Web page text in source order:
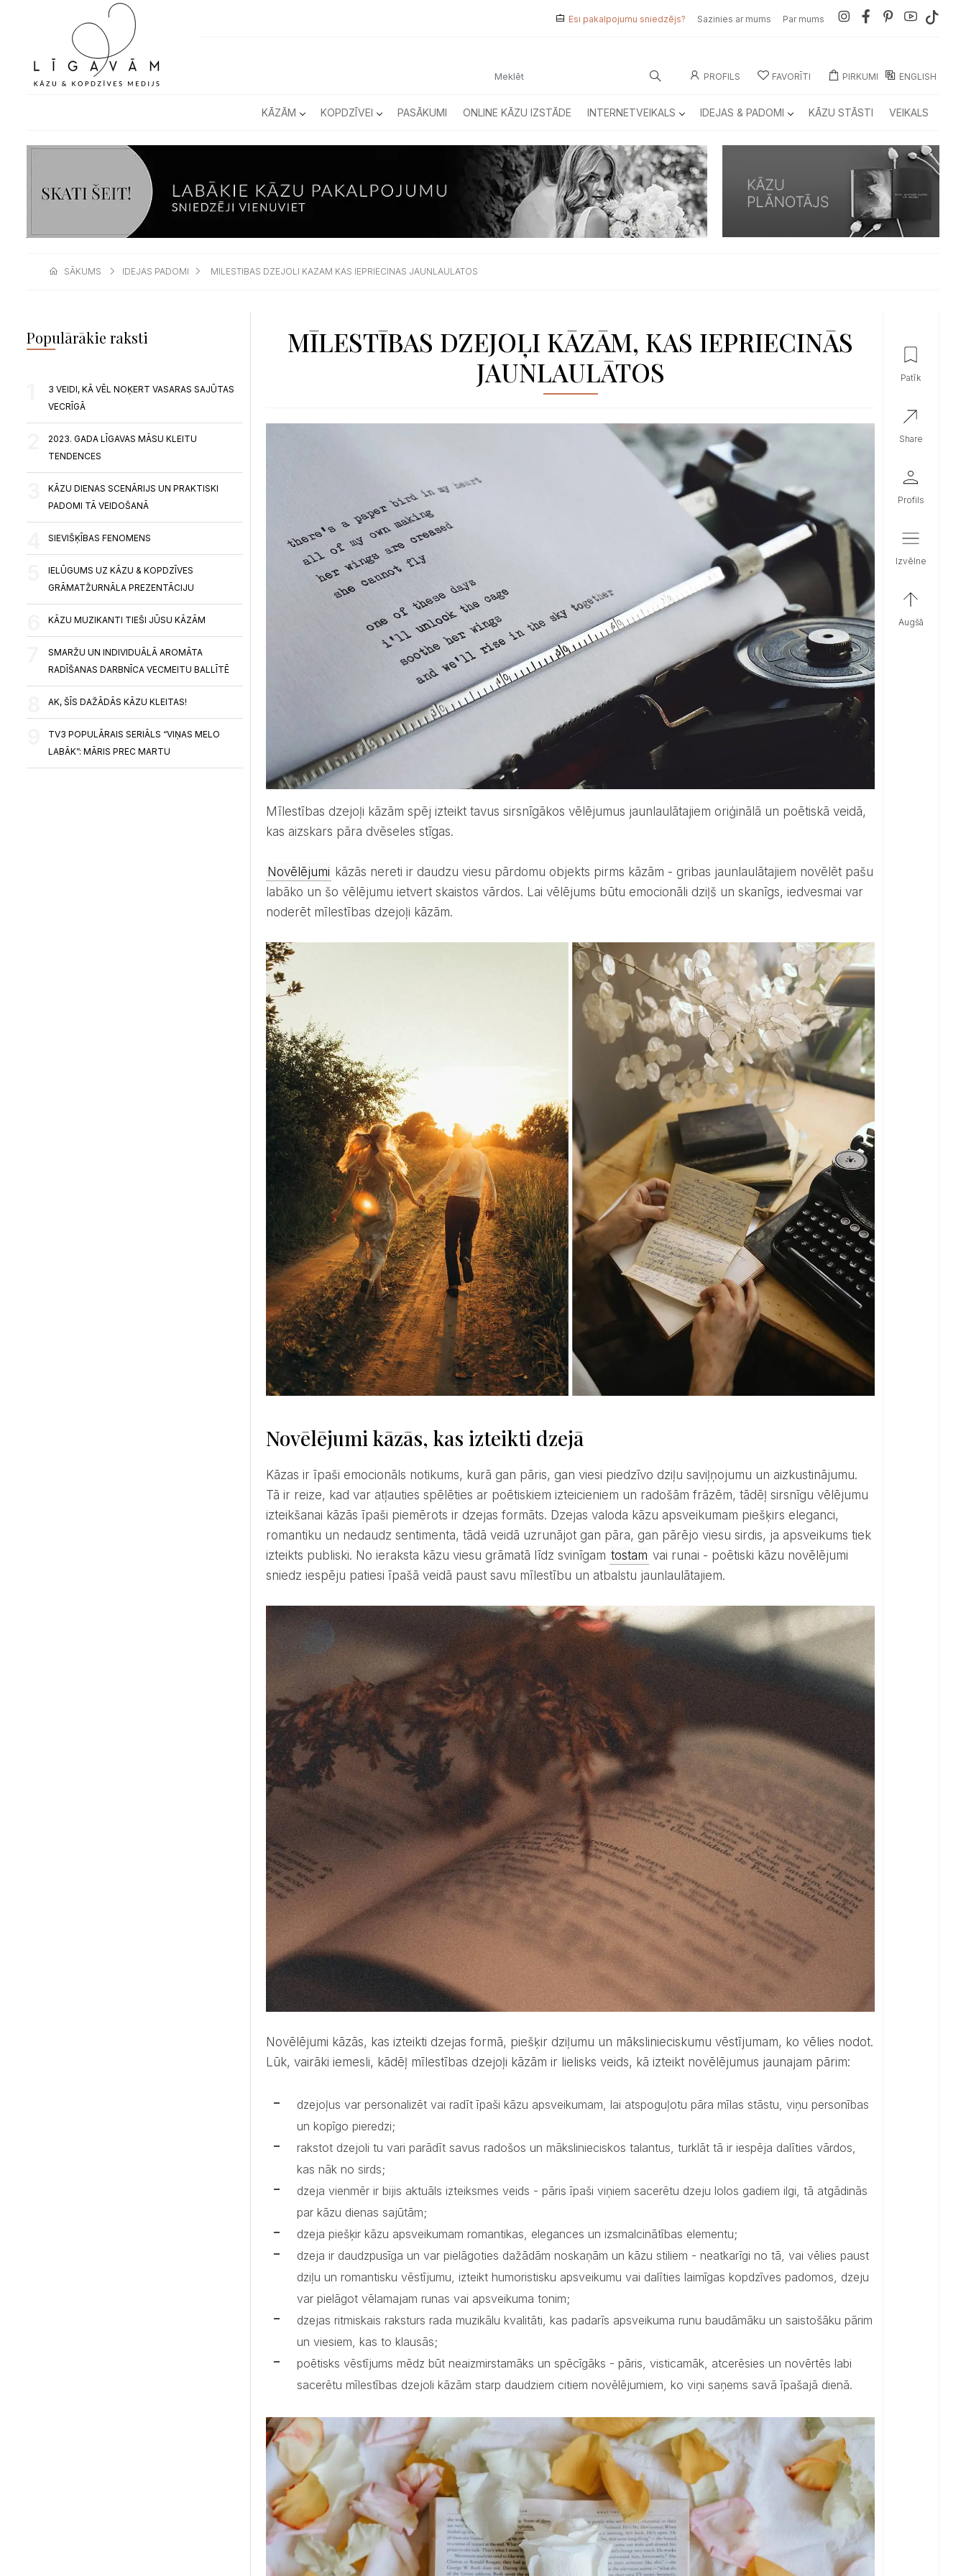
Esi pakalpojumu sniedzējs? Sazinies ar mums Par mums
PROFILS FAVORĪTI PIRKUMI ENGLISH
KĀZĀM KOPDZĪVEI PASĀKUMI ONLINE KĀZU IZSTĀDE INTERNETVEIKALS IDEJAS & PADOMI KĀZU STĀSTI VEIKALS
SĀKUMS IDEJAS PADOMI MILESTIBAS DZEJOLI KAZAM KAS IEPRIECINAS JAUNLAULATOS
Populārākie raksti
3 VEIDI, KĀ VĒL NOĶERT VASARAS SAJŪTAS
VECRĪGĀ
2023. GADA LĪGAVAS MĀSU KLEITU
TENDENCES
KĀZU DIENAS SCENĀRIJS UN PRAKTISKI
PADOMI TĀ VEIDOŠANĀ
SIEVIŠĶĪBAS FENOMENS
IELŪGUMS UZ KĀZU & KOPDZĪVES
GRĀMATŽURNĀLA PREZENTĀCIJU
KĀZU MUZIKANTI TIEŠI JŪSU KĀZĀM
SMARŽU UN INDIVIDUĀLĀ AROMĀTA
RADĪŠANAS DARBNĪCA VECMEITU BALLĪTĒ
AK, ŠĪS DAŽĀDĀS KĀZU KLEITAS!
TV3 POPULĀRAIS SERIĀLS “VIŅAS MELO
LABĀK”: MĀRIS PREC MARTU
MĪLESTĪBAS DZEJOĻI KĀZĀM, KAS IEPRIECINĀS
JAUNLAULĀTOS
Mīlestības dzejoļi kāzām spēj izteikt tavus sirsnīgākos vēlējumus jaunlaulātajiem oriģinālā un poētiskā veidā,
kas aizskars pāra dvēseles stīgas.
Novēlējumi kāzās nereti ir daudzu viesu pārdomu objekts pirms kāzām - gribas jaunlaulātajiem novēlēt pašu
labāko un šo vēlējumu ietvert skaistos vārdos. Lai vēlējums būtu emocionāli dziļš un skanīgs, iedvesmai var
noderēt mīlestības dzejoļi kāzām.
Novēlējumi kāzās, kas izteikti dzejā
Kāzas ir īpaši emocionāls notikums, kurā gan pāris, gan viesi piedzīvo dziļu saviļņojumu un aizkustinājumu.
Tā ir reize, kad var atļauties spēlēties ar poētiskiem izteicieniem un radošām frāzēm, tādēļ sirsnīgu vēlējumu
izteikšanai kāzās īpaši piemērots ir dzejas formāts. Dzejas valoda kāzu apsveikumam piešķirs eleganci,
romantiku un nedaudz sentimenta, tādā veidā uzrunājot gan pāra, gan pārējo viesu sirdis, ja apsveikums tiek
izteikts publiski. No ieraksta kāzu viesu grāmatā līdz svinīgam tostam vai runai - poētiski kāzu novēlējumi
sniedz iespēju patiesi īpašā veidā paust savu mīlestību un atbalstu jaunlaulātajiem.
Novēlējumi kāzās, kas izteikti dzejas formā, piešķir dziļumu un mākslinieciskumu vēstījumam, ko vēlies nodot.
Lūk, vairāki iemesli, kādēļ mīlestības dzejoļi kāzām ir lielisks veids, kā izteikt novēlējumus jaunajam pārim:
dzejoļus var personalizēt vai radīt īpaši kāzu apsveikumam, lai atspoguļotu pāra mīlas stāstu, viņu personības
un kopīgo pieredzi;
rakstot dzejoli tu vari parādīt savus radošos un mākslinieciskos talantus, turklāt tā ir iespēja dalīties vārdos,
kas nāk no sirds;
dzeja vienmēr ir bijis aktuāls izteiksmes veids - pāris īpaši viņiem sacerētu dzeju lolos gadiem ilgi, tā atgādinās
par kāzu dienas sajūtām;
dzeja piešķir kāzu apsveikumam romantikas, elegances un izsmalcinātības elementu;
dzeja ir daudzpusīga un var pielāgoties dažādām noskaņām un kāzu stiliem - neatkarīgi no tā, vai vēlies paust
dziļu un romantisku vēstījumu, izteikt humoristisku apsveikumu vai dalīties laimīgas kopdzīves padomos, dzeju
var pielāgot vēlamajam runas vai apsveikuma tonim;
dzejas ritmiskais raksturs rada muzikālu kvalitāti, kas padarīs apsveikuma runu baudāmāku un saistošāku pārim
un viesiem, kas to klausās;
poētisks vēstījums mēdz būt neaizmirstamāks un spēcīgāks - pāris, visticamāk, atcerēsies un novērtēs labi
sacerētu mīlestības dzejoli kāzām starp daudziem citiem novēlējumiem, ko viņi saņems savā īpašajā dienā.
patīk
share
profils
izvēlne
augšā